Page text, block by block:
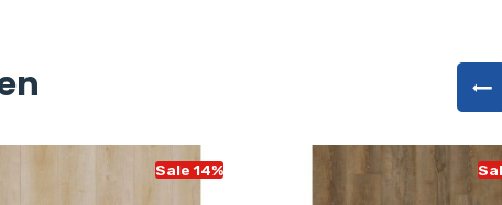
Sale 14%